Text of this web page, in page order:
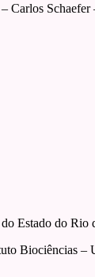
Carlos
Estado do
Biociências –